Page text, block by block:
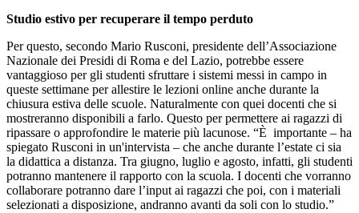
Studio estivo per recuperare il tempo perduto
Per questo, secondo Mario Rusconi, presidente dell’Associazione
Nazionale dei Presidi di Roma e del Lazio, potrebbe essere
vantaggioso per gli studenti sfruttare i sistemi messi in campo in
queste settimane per allestire le lezioni online anche durante la
chiusura estiva delle scuole. Naturalmente con quei docenti che si
mostreranno disponibili a farlo. Questo per permettere ai ragazzi di
ripassare o approfondire le materie più lacunose. “È importante – ha
spiegato Rusconi in un'intervista – che anche durante l’estate ci sia
la didattica a distanza. Tra giugno, luglio e agosto, infatti, gli studenti
potranno mantenere il rapporto con la scuola. I docenti che vorranno
collaborare potranno dare l’input ai ragazzi che poi, con i materiali
selezionati a disposizione, andranno avanti da soli con lo studio.”